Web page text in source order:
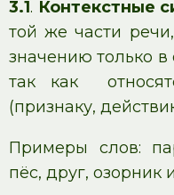
3.1. Контекстные
той же части
значению только в
так как
(признаку,
Примеры слов:
пёс, друг, озорник